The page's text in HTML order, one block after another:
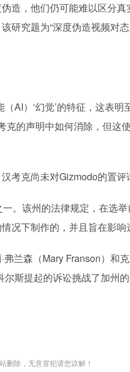
造，他们仍可能难以区分
研究题为“深度伪造视频对
AI）‘幻觉’的特征，这表明
克的声明中如何消除，但这
考克尚未对Gizmodo的置评
。该州的法律规定，在选
况下制作的，并且旨在影响
兰森（Mary Franson）和
斯提起的诉讼挑战了加州
删除，无意冒犯请您谅解！